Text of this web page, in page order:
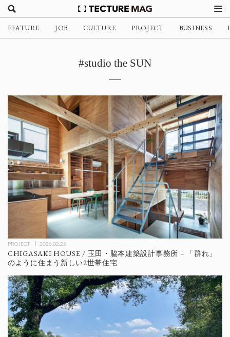
FEATURE JOB CULTURE PROJECT BUSINESS
#studio the SUN
PROJECT 2026.02.25
CHIGASAKI HOUSE / 玉田・脇本建築設計事務所 – 「群れ」
のように住まう新しい2世帯住宅